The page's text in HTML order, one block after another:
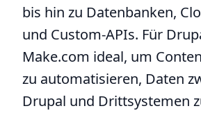
bis hin zu Datenbanken,
und Custom-APIs. Für
Make.com ideal, um
zu automatisieren, Daten
Drupal und Drittsystemen